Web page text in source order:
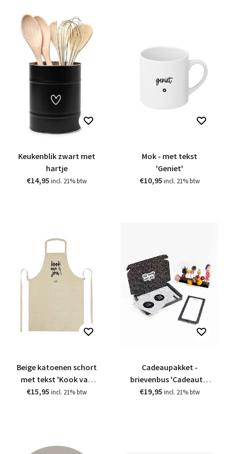
Keukenblik zwart met
hartje
€14,95 incl. 21% btw
Mok - met tekst
'Geniet'
€10,95 incl. 21% btw
Beige katoenen schort
met tekst 'Kook van
jou' - van gerycled
€15,95 incl. 21% btw
Cadeaupakket -
brievenbus 'Cadeautje
voor de leukste
€19,95 incl. 21% btw